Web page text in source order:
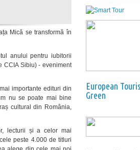
Mică se transformă în
anului pentru iubitorii
CCIA Sibiu) - eveniment
importante edituri din
nu se poate mai bine
cultural din România,
lecturii și a celor mai
peste 4.000 de titluri
European
Green